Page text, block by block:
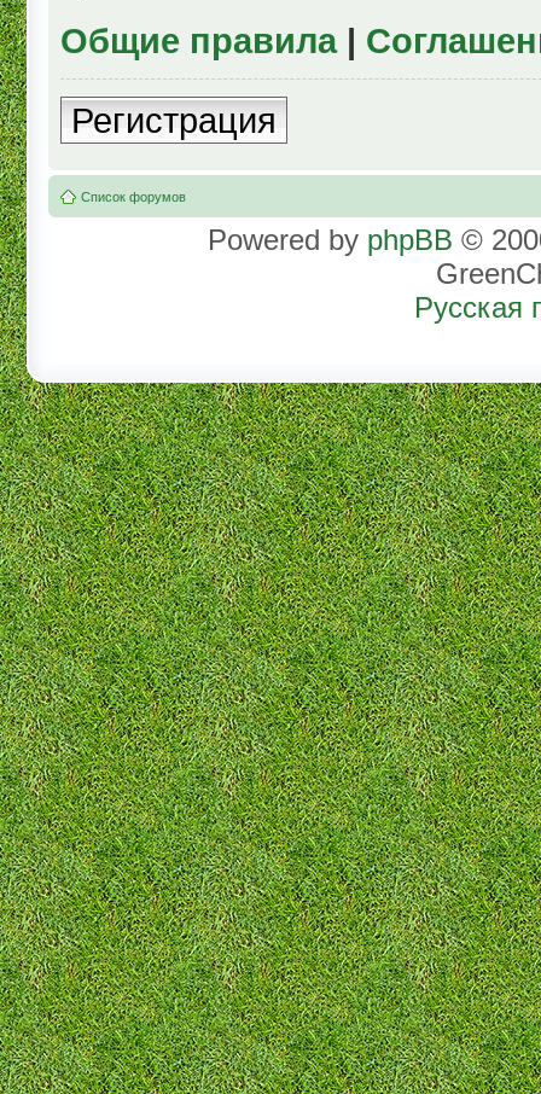
Общие правила|
Регистрация
Список форумов
Powered by phpBB ©
Русская